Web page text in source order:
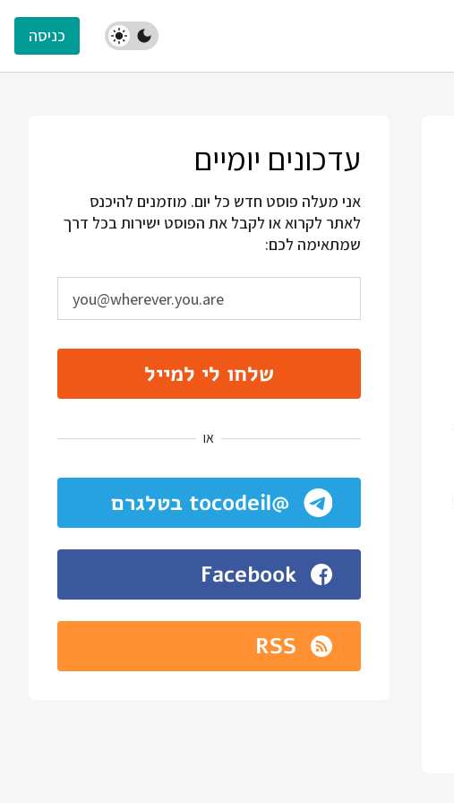
כניסה
עדכונים יומיים
אני מעלה פוסט חדש כל יום. מוזמנים להיכנס
לאתר לקרוא או לקבל את הפוסט ישירות בכל דרך
שמתאימה לכם:
שלחו לי למייל
או
@tocodeil בטלגרם
Facebook
RSS